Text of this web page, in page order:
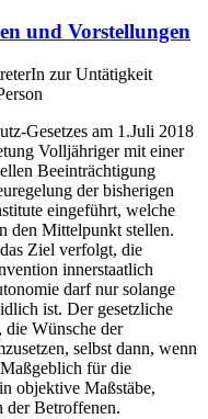
und Vorstellungen
zur Untätigkeit
Gesetzes am 1.Juli 2018
Volljähriger mit einer
Beeinträchtigung
der bisherigen
eingeführt, welche
den Mittelpunkt stellen.
Ziel verfolgt, die
innerstaatlich
darf nur solange
ist. Der gesetzliche
Wünsche der
selbst dann, wenn
für die
objektive Maßstäbe,
der Betroffenen.